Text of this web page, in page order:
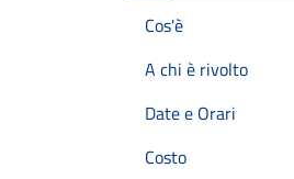
Cos'è
A chi è rivolto
Date e Orari
Costo